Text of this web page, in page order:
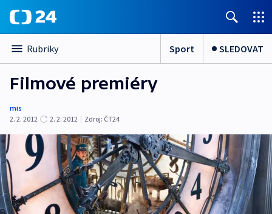
Rubriky Sport SLEDOVAT
Filmové premiéry
mis
2. 2. 2012
2. 2. 2012 | Zdroj: ČT24